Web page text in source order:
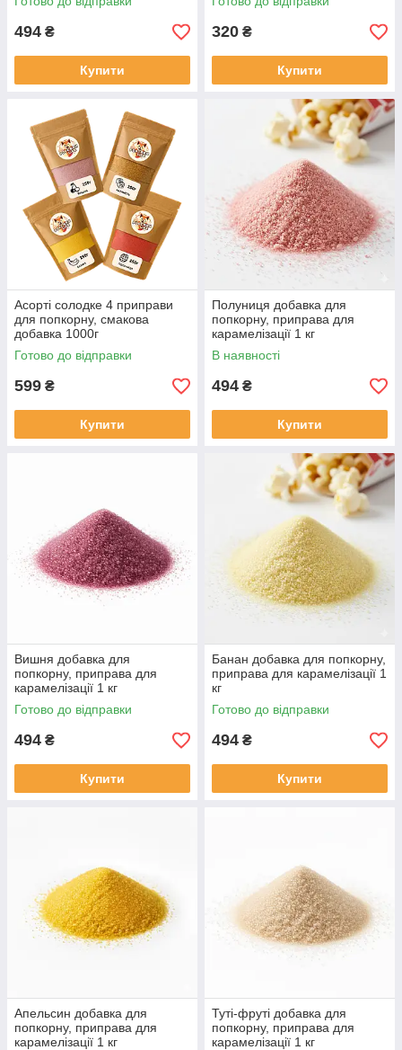
494 ₴
Купити
320 ₴
Купити
Асорті солодке 4 приправи
для попкорну, смакова
добавка 1000г
Готово до відправки
599 ₴
Купити
Полуниця добавка для
попкорну, приправа для
карамелізації 1 кг
В наявності
494 ₴
Купити
Вишня добавка для
попкорну, приправа для
карамелізації 1 кг
Готово до відправки
494 ₴
Купити
Банан добавка для попкорну,
приправа для карамелізації 1
кг
Готово до відправки
494 ₴
Купити
Апельсин добавка для
попкорну, приправа для
карамелізації 1 кг
Туті-фруті добавка для
попкорну, приправа для
карамелізації 1 кг